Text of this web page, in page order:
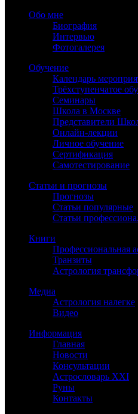
Обо мне
Биография
Интервью
Фотогалерея
Обучение
Календарь
Трёхступенчатое
Семинары
Школа в Москве
Представители
Онлайн-лекции
Личное обучение
Сертификация
Самотестирование
Статьи и прогнозы
Прогнозы
Статьи популярные
Статьи
Книги
Профессиональная
Транзиты
Астрология
Медиа
Астрология налегке
Видео
Информация
Главная
Новости
Консультации
Астрословарь XXI
Руны
Контакты